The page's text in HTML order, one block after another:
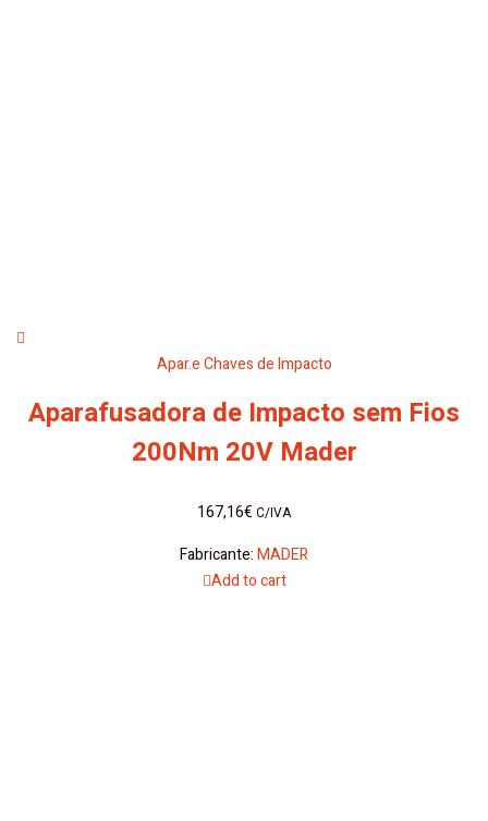
Apar.e Chaves de Impacto
Aparafusadora de Impacto sem Fios
200Nm 20V Mader
167,16€ C/IVA
Fabricante:MADER
Add to cart